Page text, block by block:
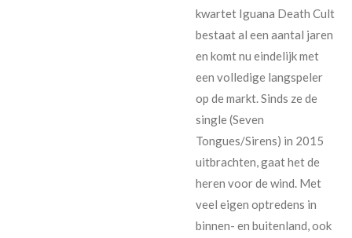
kwartet Iguana Death Cult
bestaat al een aantal jaren
en komt nu eindelijk met
een volledige langspeler
op de markt. Sinds ze de
single (Seven
Tongues/Sirens) in 2015
uitbrachten, gaat het de
heren voor de wind. Met
veel eigen optredens in
binnen- en buitenland, ook